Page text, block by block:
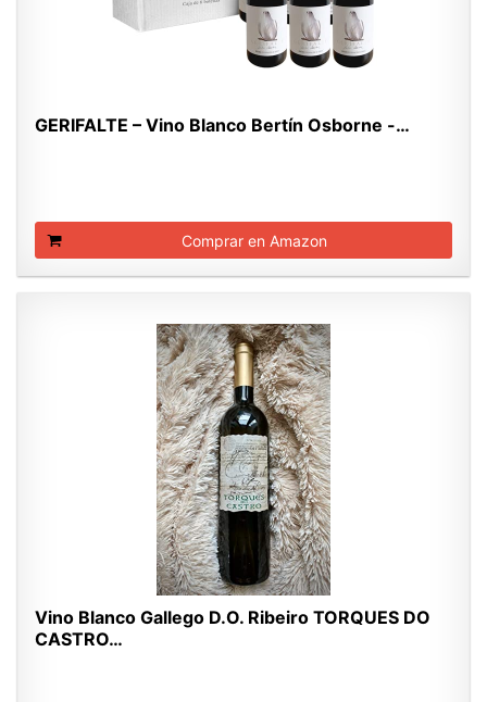
GERIFALTE – Vino Blanco Bertín Osborne -…
Comprar en Amazon
Vino Blanco Gallego D.O. Ribeiro TORQUES DO
CASTRO…